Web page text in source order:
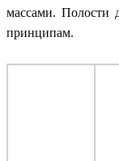
массами. Полости
принципам.